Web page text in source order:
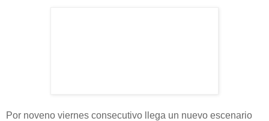
Por noveno viernes consecutivo llega un nuevo escenario